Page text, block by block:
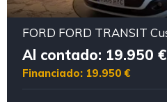
Al contado: 19.950 €
Financiado: 19.950 €